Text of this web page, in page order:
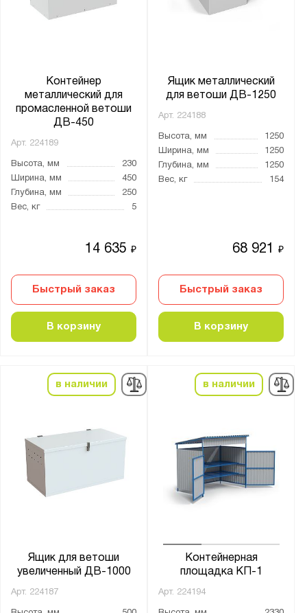
Контейнер
металлический для
промасленной ветоши
ДВ-450
Арт. 224189
Высота, мм
230
Ширина, мм
450
Глубина, мм
250
Вес, кг
5
14 635₽
Быстрый заказ
В корзину
Ящик металлический
для ветоши ДВ-1250
Арт. 224188
Высота, мм
1250
Ширина, мм
1250
Глубина, мм
1250
Вес, кг
154
68 921₽
Быстрый заказ
В корзину
в наличии
Ящик для ветоши
увеличенный ДВ-1000
Арт. 224187
в наличии
Контейнерная
площадка КП-1
Арт. 224194